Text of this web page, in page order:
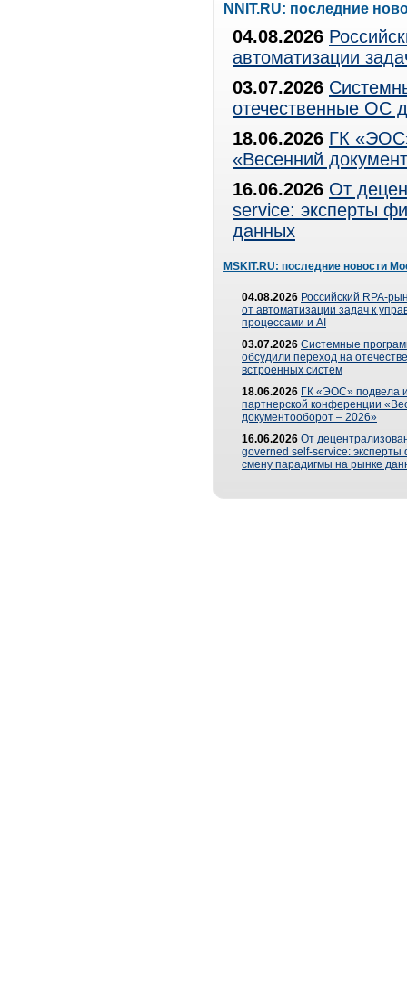
NNIT.RU: последние
04.08.2026
автоматизации
03.07.2026
отечественные ОС
18.06.2026 ГК
«Весенний
16.06.2026 От
service: эксперты
данных
MSKIT.RU: последние новости
04.08.2026 Российский RPA-
от автоматизации задач к
процессами и AI
03.07.2026 Системные
обсудили переход на
встроенных систем
18.06.2026 ГК «ЭОС» подвела
партнерской конференции
документооборот – 2026»
16.06.2026 От
governed self-service: эксперты
смену парадигмы на рынке